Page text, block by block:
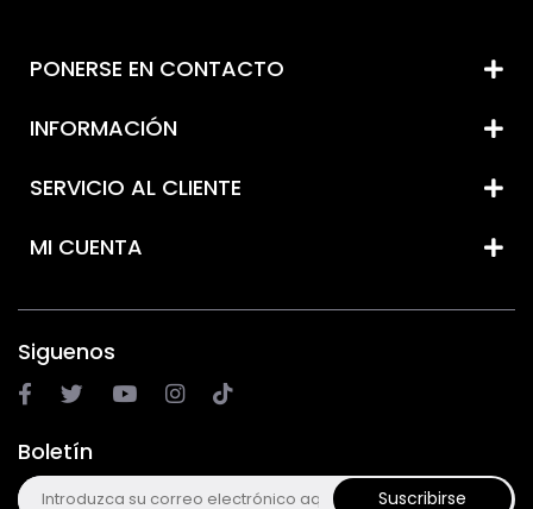
PONERSE EN CONTACTO
INFORMACIÓN
SERVICIO AL CLIENTE
MI CUENTA
Siguenos
Boletín
Suscribirse